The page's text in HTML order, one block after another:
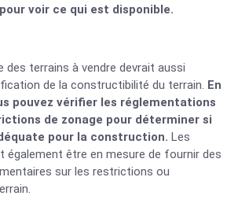
voir ce qui est disponible.
des terrains à vendre devrait aussi
de la constructibilité du terrain. En
pouvez vérifier les réglementations
de zonage pour déterminer si
pour la construction. Les
également être en mesure de fournir des
sur les restrictions ou